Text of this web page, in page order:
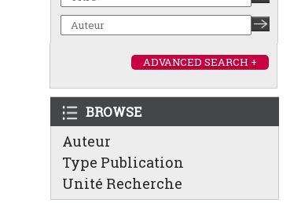
ADVANCED SEARCH +
BROWSE
Auteur
Type Publication
Unité Recherche